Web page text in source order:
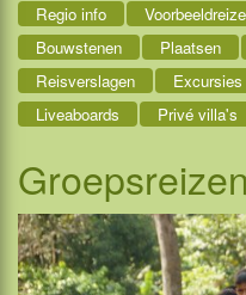
Regio info
Bouwstenen
Plaatsen
Reisverslagen
Excursies
Liveaboards
Privé villa's